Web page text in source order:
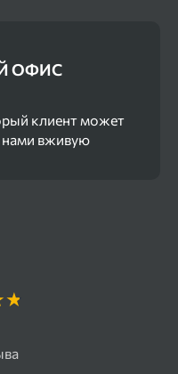
ОФИС
клиент может
нами вживую